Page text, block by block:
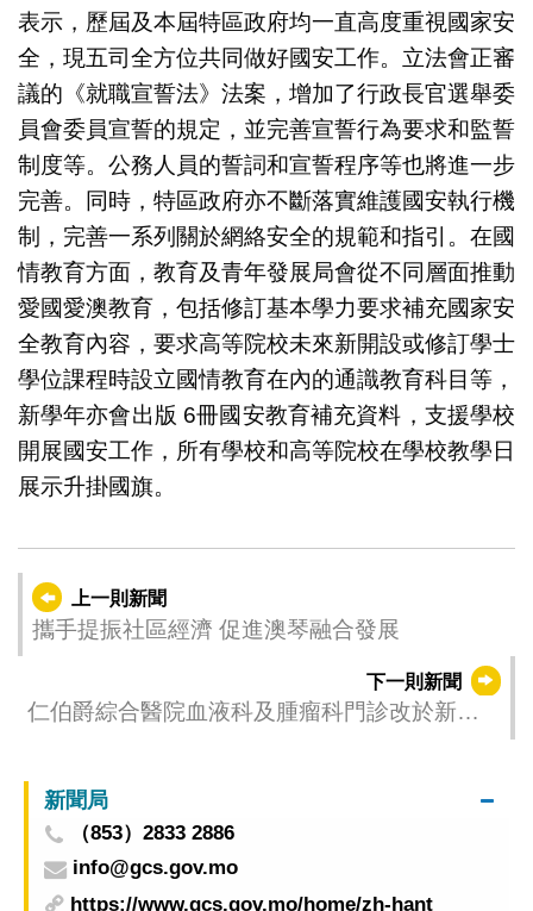
表示，歷屆及本屆特區政府均一直高度重視國家安
全，現五司全方位共同做好國安工作。立法會正審
議的《就職宣誓法》法案，增加了行政長官選舉委
員會委員宣誓的規定，並完善宣誓行為要求和監誓
制度等。公務人員的誓詞和宣誓程序等也將進一步
完善。同時，特區政府亦不斷落實維護國安執行機
制，完善一系列關於網絡安全的規範和指引。在國
情教育方面，教育及青年發展局會從不同層面推動
愛國愛澳教育，包括修訂基本學力要求補充國家安
全教育內容，要求高等院校未來新開設或修訂學士
學位課程時設立國情教育在內的通識教育科目等，
新學年亦會出版 6冊國安教育補充資料，支援學校
開展國安工作，所有學校和高等院校在學校教學日
展示升掛國旗。
上一則新聞
攜手提振社區經濟 促進澳琴融合發展
下一則新聞
仁伯爵綜合醫院血液科及腫瘤科門診改於新址
新聞局
（853）2833 2886
info@gcs.gov.mo
https://www.gcs.gov.mo/home/zh-hant